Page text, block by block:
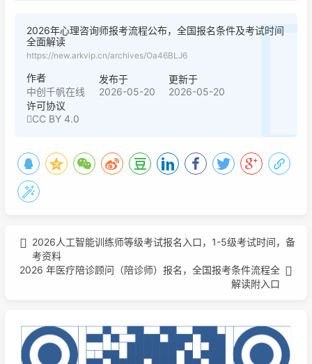
2026年心理咨询师报考流程公布，全国报名条件及考试时间
全面解读
https://new.arkvip.cn/archives/Oa46BLJ6
作者
中创千帆在线
发布于
2026-05-20
更新于
2026-05-20
许可协议
CC BY 4.0
2026人工智能训练师等级考试报名入口，1-5级考试时间，备
考资料
2026 年医疗陪诊顾问（陪诊师）报名，全国报考条件流程全
解读附入口